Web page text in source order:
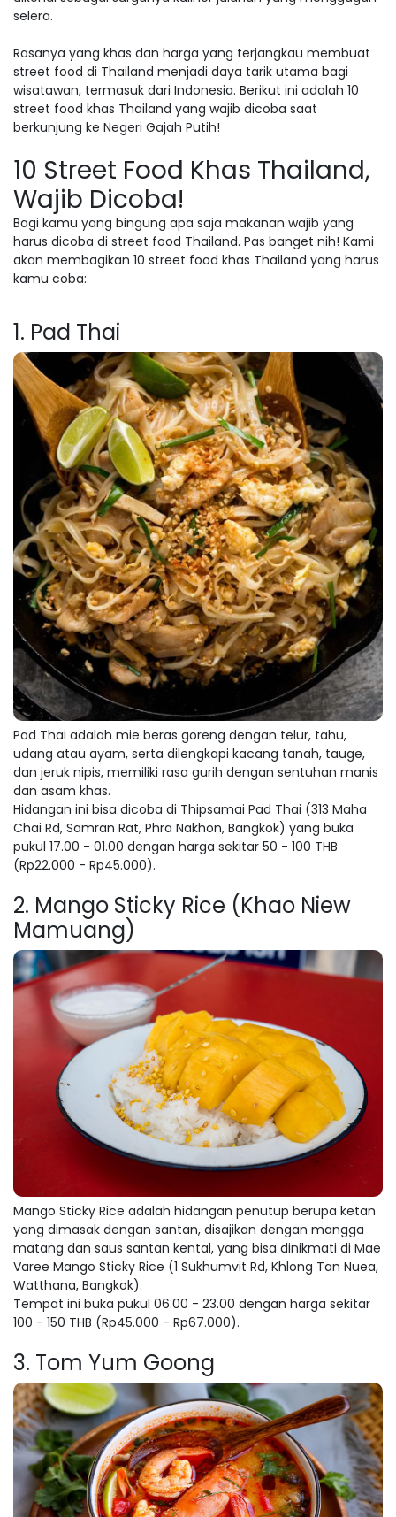
selera.
Rasanya yang khas dan harga yang terjangkau membuat
street food di Thailand menjadi daya tarik utama bagi
wisatawan, termasuk dari Indonesia. Berikut ini adalah 10
street food khas Thailand yang wajib dicoba saat
berkunjung ke Negeri Gajah Putih!
10 Street Food Khas Thailand,
Wajib Dicoba!
Bagi kamu yang bingung apa saja makanan wajib yang
harus dicoba di street food Thailand. Pas banget nih! Kami
akan membagikan 10 street food khas Thailand yang harus
kamu coba:
1. Pad Thai
Pad Thai adalah mie beras goreng dengan telur, tahu,
udang atau ayam, serta dilengkapi kacang tanah, tauge,
dan jeruk nipis, memiliki rasa gurih dengan sentuhan manis
dan asam khas.
Hidangan ini bisa dicoba di Thipsamai Pad Thai (313 Maha
Chai Rd, Samran Rat, Phra Nakhon, Bangkok) yang buka
pukul 17.00 - 01.00 dengan harga sekitar 50 - 100 THB
(Rp22.000 - Rp45.000).
2. Mango Sticky Rice (Khao Niew
Mamuang)
Mango Sticky Rice adalah hidangan penutup berupa ketan
yang dimasak dengan santan, disajikan dengan mangga
matang dan saus santan kental, yang bisa dinikmati di Mae
Varee Mango Sticky Rice (1 Sukhumvit Rd, Khlong Tan Nuea,
Watthana, Bangkok).
Tempat ini buka pukul 06.00 - 23.00 dengan harga sekitar
100 - 150 THB (Rp45.000 - Rp67.000).
3. Tom Yum Goong